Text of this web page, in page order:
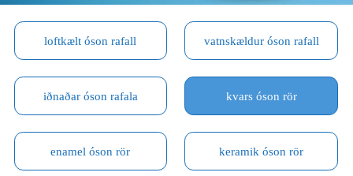
loftkælt óson rafall vatnskældur óson rafall
iðnaðar óson rafala kvars óson rör
enamel óson rör keramik óson rör